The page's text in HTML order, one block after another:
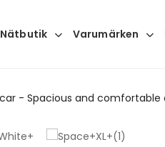
Nätbutik Varumärken